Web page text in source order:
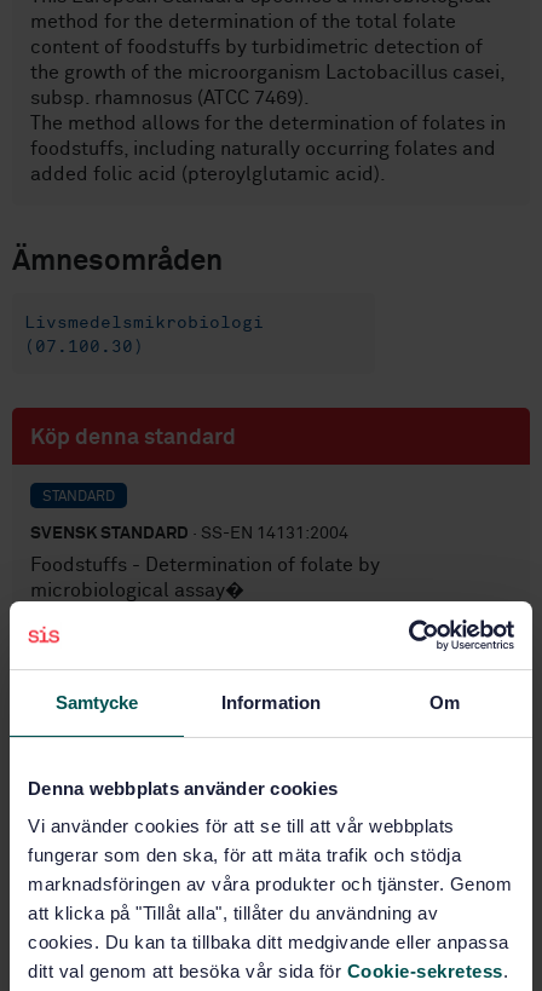
Samtycke Information Om
Denna webbplats använder cookies
Vi använder cookies för att se till att vår webbplats
fungerar som den ska, för att mäta trafik och stödja
marknadsföringen av våra produkter och tjänster. Genom
att klicka på "Tillåt alla", tillåter du användning av
cookies. Du kan ta tillbaka ditt medgivande eller anpassa
ditt val genom att besöka vår sida för Cookie-sekretess.
method for the determination of the total folate
content of foodstuffs by turbidimetric detection of
the growth of the microorganism Lactobacillus casei,
subsp. rhamnosus (ATCC 7469).
The method allows for the determination of folates in
foodstuffs, including naturally occurring folates and
added folic acid (pteroylglutamic acid).
Ämnesområden
Livsmedelsmikrobiologi
(07.100.30)
Köp denna standard
STANDARD
SVENSK STANDARD · SS-EN 14131:2004
Foodstuffs - Determination of folate by
microbiological assay�
Prenumerera på standarden - Läs mer
1 097 SEK
Lägg i varukorgen
Fler alternativ
Produktinformation
Språk: Engelska